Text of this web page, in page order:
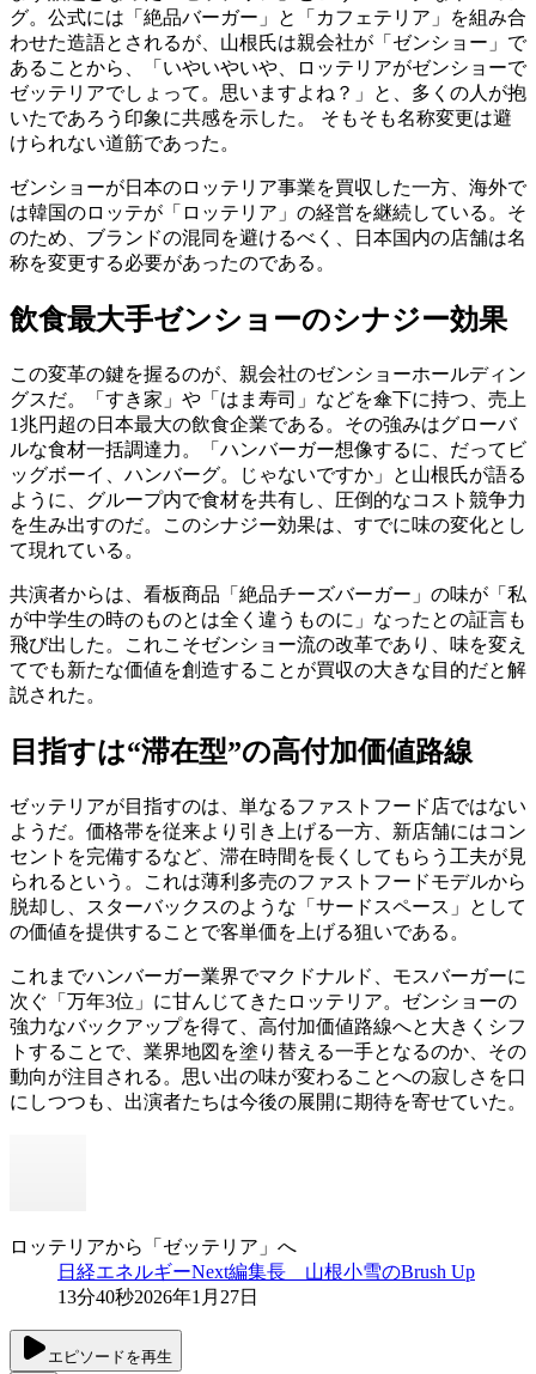
グ。公式には「絶品バーガー」と「カフェテリア」を組み合
わせた造語とされるが、山根氏は親会社が「ゼンショー」で
あることから、「いやいやいや、ロッテリアがゼンショーで
ゼッテリアでしょって。思いますよね？」と、多くの人が抱
いたであろう印象に共感を示した。 そもそも名称変更は避
けられない道筋であった。
ゼンショーが日本のロッテリア事業を買収した一方、海外で
は韓国のロッテが「ロッテリア」の経営を継続している。そ
のため、ブランドの混同を避けるべく、日本国内の店舗は名
称を変更する必要があったのである。
飲食最大手ゼンショーのシナジー効果
この変革の鍵を握るのが、親会社のゼンショーホールディン
グスだ。「すき家」や「はま寿司」などを傘下に持つ、売上
1兆円超の日本最大の飲食企業である。その強みはグローバ
ルな食材一括調達力。「ハンバーガー想像するに、だってビ
ッグボーイ、ハンバーグ。じゃないですか」と山根氏が語る
ように、グループ内で食材を共有し、圧倒的なコスト競争力
を生み出すのだ。このシナジー効果は、すでに味の変化とし
て現れている。
共演者からは、看板商品「絶品チーズバーガー」の味が「私
が中学生の時のものとは全く違うものに」なったとの証言も
飛び出した。これこそゼンショー流の改革であり、味を変え
てでも新たな価値を創造することが買収の大きな目的だと解
説された。
目指すは“滞在型”の高付加価値路線
ゼッテリアが目指すのは、単なるファストフード店ではない
ようだ。価格帯を従来より引き上げる一方、新店舗にはコン
セントを完備するなど、滞在時間を長くしてもらう工夫が見
られるという。これは薄利多売のファストフードモデルから
脱却し、スターバックスのような「サードスペース」として
の価値を提供することで客単価を上げる狙いである。
これまでハンバーガー業界でマクドナルド、モスバーガーに
次ぐ「万年3位」に甘んじてきたロッテリア。ゼンショーの
強力なバックアップを得て、高付加価値路線へと大きくシフ
トすることで、業界地図を塗り替える一手となるのか、その
動向が注目される。思い出の味が変わることへの寂しさを口
にしつつも、出演者たちは今後の展開に期待を寄せていた。
ロッテリアから「ゼッテリア」へ
日経エネルギーNext編集長 山根小雪のBrush Up
13分40秒2026年1月27日
エピソードを再生